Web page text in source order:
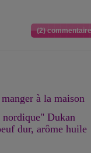
(2)
à la maison
nordique" Dukan
dur, arôme huile